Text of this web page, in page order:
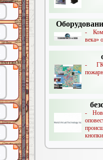
-
века»
-
-